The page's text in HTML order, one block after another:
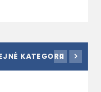
KATEGORII